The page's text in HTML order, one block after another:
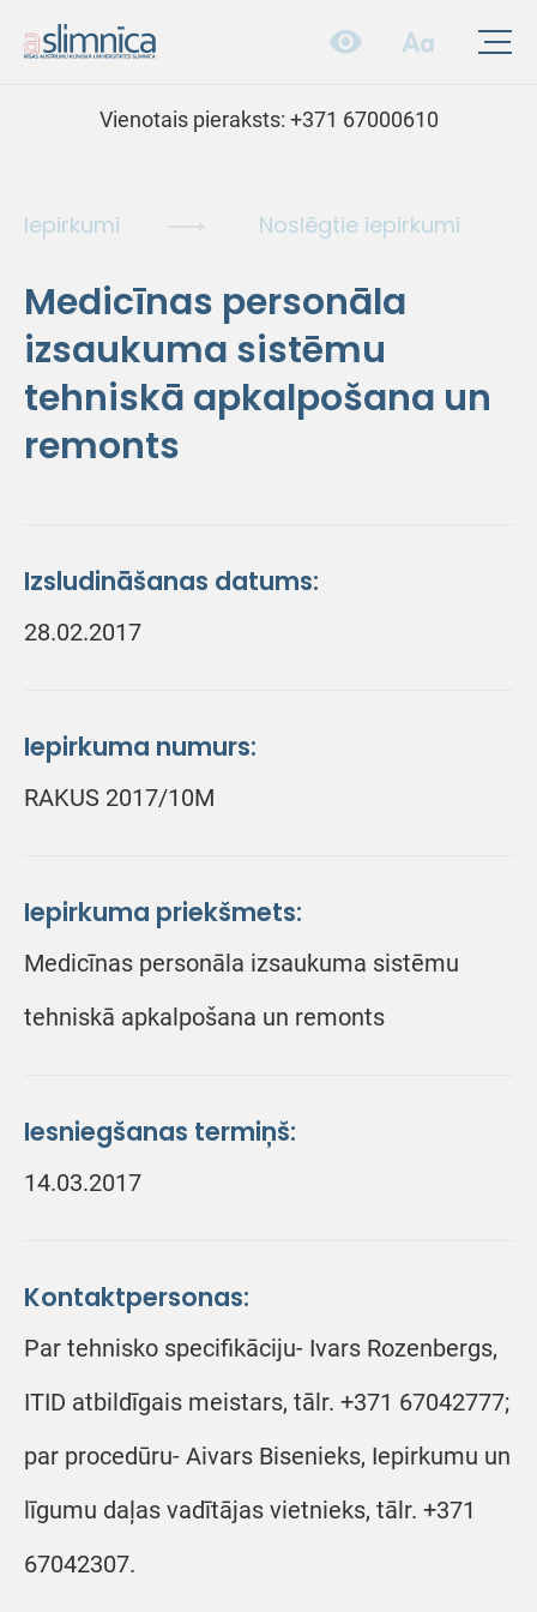
Vienotais pieraksts: +371 67000610
Iepirkumi Noslēgtie iepirkumi
Medicīnas personāla
izsaukuma sistēmu
tehniskā apkalpošana un
remonts
Izsludināšanas datums:
28.02.2017
Iepirkuma numurs:
RAKUS 2017/10M
Iepirkuma priekšmets:
Medicīnas personāla izsaukuma sistēmu
tehniskā apkalpošana un remonts
Iesniegšanas termiņš:
14.03.2017
Kontaktpersonas:
Par tehnisko specifikāciju- Ivars Rozenbergs,
ITID atbildīgais meistars, tālr. +371 67042777;
par procedūru- Aivars Bisenieks, Iepirkumu un
līgumu daļas vadītājas vietnieks, tālr. +371
67042307.